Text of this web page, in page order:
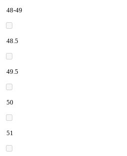
48-49
48.5
49.5
50
51